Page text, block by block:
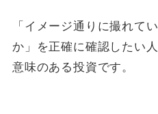
「イメージ通りに撮れて
か」を正確に確認したい
意味のある投資です。